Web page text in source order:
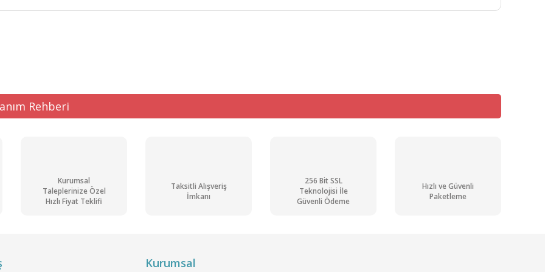
Rehberi
Kurumsal
Taleplerinize Özel
Hızlı Fiyat Teklifi
Taksitli Alışveriş
İmkanı
256 Bit SSL
Teknolojisi İle
Güvenli Ödeme
Hızlı ve Güvenli
Paketleme
Kurumsal